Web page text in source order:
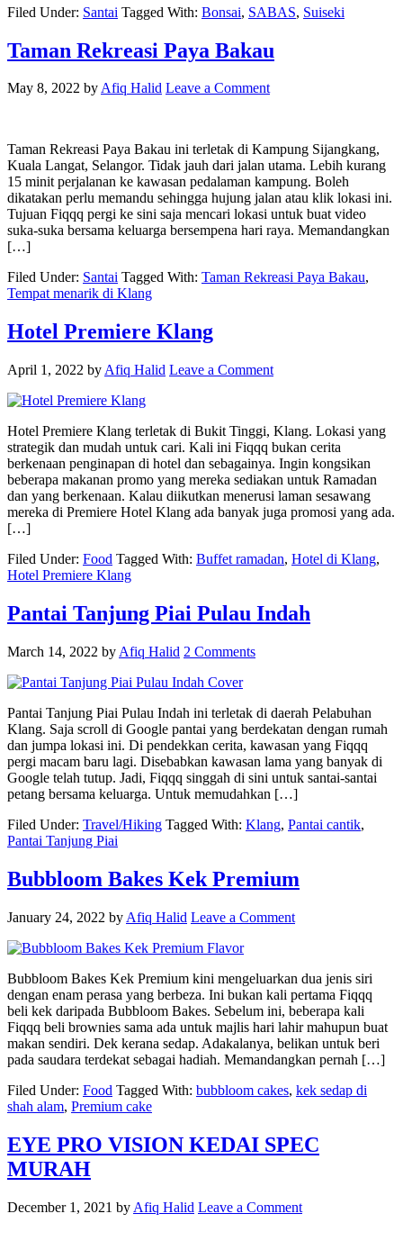
Filed Under: Santai Tagged With: Bonsai, SABAS, Suiseki
Taman Rekreasi Paya Bakau
May 8, 2022 byAfiq Halid Leave a Comment
Taman Rekreasi Paya Bakau ini terletak di Kampung Sijangkang,
Kuala Langat, Selangor. Tidak jauh dari jalan utama. Lebih kurang
15 minit perjalanan ke kawasan pedalaman kampung. Boleh
dikatakan perlu memandu sehingga hujung jalan atau klik lokasi ini.
Tujuan Fiqqq pergi ke sini saja mencari lokasi untuk buat video
suka-suka bersama keluarga bersempena hari raya. Memandangkan
[…]
Filed Under: Santai Tagged With: Taman Rekreasi Paya Bakau,
Tempat menarik di Klang
Hotel Premiere Klang
April 1, 2022 by Afiq Halid Leave a Comment
Hotel Premiere Klang terletak di Bukit Tinggi, Klang. Lokasi yang
strategik dan mudah untuk cari. Kali ini Fiqqq bukan cerita
berkenaan penginapan di hotel dan sebagainya. Ingin kongsikan
beberapa makanan promo yang mereka sediakan untuk Ramadan
dan yang berkenaan. Kalau diikutkan menerusi laman sesawang
mereka di Premiere Hotel Klang ada banyak juga promosi yang ada.
[…]
Filed Under: Food Tagged With: Buffet ramadan, Hotel di Klang,
Hotel Premiere Klang
Pantai Tanjung Piai Pulau Indah
March 14, 2022 by Afiq Halid 2 Comments
Pantai Tanjung Piai Pulau Indah ini terletak di daerah Pelabuhan
Klang. Saja scroll di Google pantai yang berdekatan dengan rumah
dan jumpa lokasi ini. Di pendekkan cerita, kawasan yang Fiqqq
pergi macam baru lagi. Disebabkan kawasan lama yang banyak di
Google telah tutup. Jadi, Fiqqq singgah di sini untuk santai-santai
petang bersama keluarga. Untuk memudahkan […]
Filed Under: Travel/Hiking Tagged With: Klang, Pantai cantik,
Pantai Tanjung Piai
Bubbloom Bakes Kek Premium
January 24, 2022 by Afiq Halid Leave a Comment
Bubbloom Bakes Kek Premium kini mengeluarkan dua jenis siri
dengan enam perasa yang berbeza. Ini bukan kali pertama Fiqqq
beli kek daripada Bubbloom Bakes. Sebelum ini, beberapa kali
Fiqqq beli brownies sama ada untuk majlis hari lahir mahupun buat
makan sendiri. Dek kerana sedap. Adakalanya, belikan untuk beri
pada saudara terdekat sebagai hadiah. Memandangkan pernah […]
Filed Under: Food Tagged With: bubbloom cakes, kek sedap di
shah alam, Premium cake
EYE PRO VISION KEDAI SPEC
MURAH
December 1, 2021 by Afiq Halid Leave a Comment